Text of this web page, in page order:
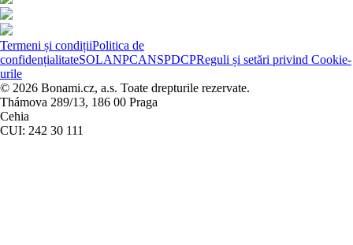
Termeni și condițiiPolitica de
confidențialitateSOLANPCANSPDCPReguli și setări privind Cookie-
urile
© 2026 Bonami.cz, a.s. Toate drepturile rezervate.
Thámova 289/13, 186 00 Praga
Cehia
CUI: 242 30 111